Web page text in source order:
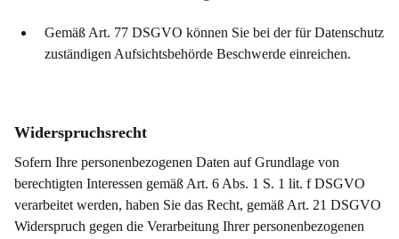
Gemäß Art. 77 DSGVO können Sie bei der für Datenschutz
zuständigen Aufsichtsbehörde Beschwerde einreichen.
Widerspruchsrecht
Sofern Ihre personenbezogenen Daten auf Grundlage von
berechtigten Interessen gemäß Art. 6 Abs. 1 S. 1 lit. f DSGVO
verarbeitet werden, haben Sie das Recht, gemäß Art. 21 DSGVO
Widerspruch gegen die Verarbeitung Ihrer personenbezogenen